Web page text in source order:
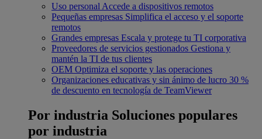
Uso personal Accede a dispositivos remotos
Pequeñas empresas Simplifica el acceso y el soporte
remotos
Grandes empresas Escala y protege tu TI corporativa
Proveedores de servicios gestionados Gestiona y
mantén la TI de tus clientes
OEM Optimiza el soporte y las operaciones
Organizaciones educativas y sin ánimo de lucro 30 %
de descuento en tecnología de TeamViewer
Por industria Soluciones populares
por industria